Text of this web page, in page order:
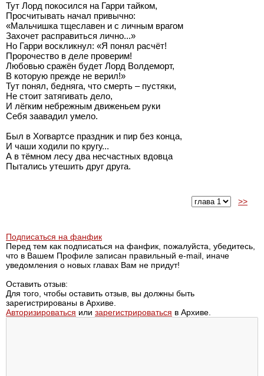
Тут Лорд покосился на Гарри тайком,
Просчитывать начал привычно:
«Мальчишка тщеславен и с личным врагом
Захочет расправиться лично...»
Но Гарри воскликнул: «Я понял расчёт!
Пророчество в деле проверим!
Любовью сражён будет Лорд Волдеморт,
В которую прежде не верил!»
Тут понял, бедняга, что смерть – пустяки,
Не стоит затягивать дело,
И лёгким небрежным движеньем руки
Себя заавадил умело.
Был в Хогвартсе праздник и пир без конца,
И чаши ходили по кругу...
А в тёмном лесу два несчастных вдовца
Пытались утешить друг друга.
>>
Подписаться на фанфик
Перед тем как подписаться на фанфик, пожалуйста, убедитесь,
что в Вашем Профиле записан правильный e-mail, иначе
уведомления о новых главах Вам не придут!
Оставить отзыв:
Для того, чтобы оставить отзыв, вы должны быть
зарегистрированы в Архиве.
Авторизироваться или зарегистрироваться в Архиве.